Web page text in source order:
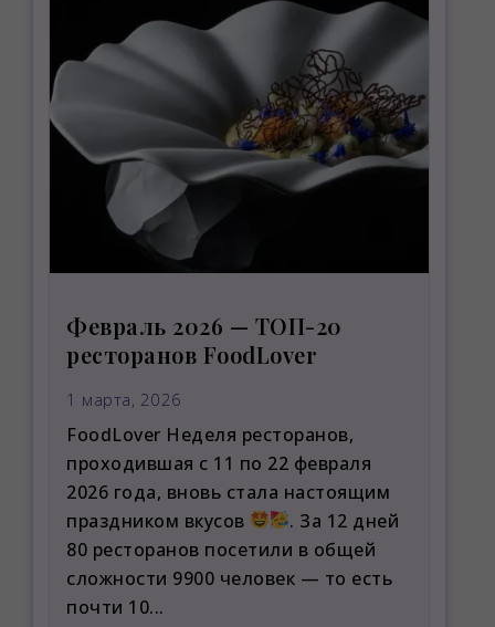
Февраль 2026 — ТОП-20
ресторанов FoodLover
1 марта, 2026
FoodLover Неделя ресторанов,
проходившая с 11 по 22 февраля
2026 года, вновь стала настоящим
праздником вкусов
. За 12 дней
80 ресторанов посетили в общей
сложности 9900 человек — то есть
почти 10...